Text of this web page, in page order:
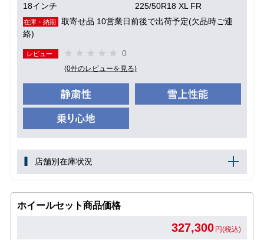
18インチ 225/50R18 XL FR
在庫・納期
取寄せ品 10営業日前後で出荷予定(欠品時ご連
絡)
レビュー 0
(0件のレビューを見る)
店舗別在庫状況
ホイールセット商品価格
327,300 円(税込)